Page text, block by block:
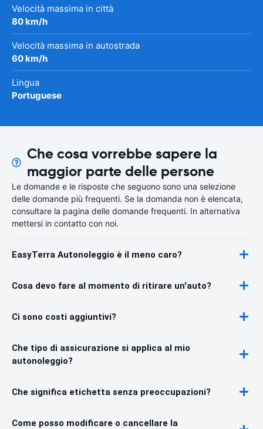
Velocità massima in città
80 km/h
Velocità massima in autostrada
60 km/h
Lingua
Portuguese
Che cosa vorrebbe sapere la
maggior parte delle persone
Le domande e le risposte che seguono sono una selezione
delle domande più frequenti. Se la domanda non è elencata,
consultare la pagina delle domande frequenti. In alternativa
mettersi in contatto con noi.
EasyTerra Autonoleggio è il meno caro?
Cosa devo fare al momento di ritirare un'auto?
Ci sono costi aggiuntivi?
Che tipo di assicurazione si applica al mio
autonoleggio?
Che significa etichetta senza preoccupazioni?
Come posso modificare o cancellare la